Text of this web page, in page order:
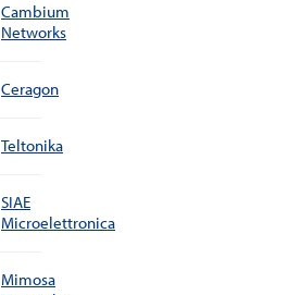
Cambium
Networks
Ceragon
Teltonika
SIAE
Microelettronica
Mimosa